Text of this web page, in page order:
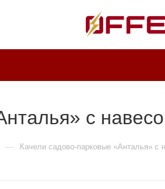
с
— Качели садово-парковые «Анталья» с